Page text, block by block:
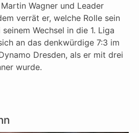
Wagner und Leader
verrät er, welche Rolle sein
Wechsel in die 1. Liga
an das denkwürdige 7:3 im
Dresden, als er mit drei
wurde.